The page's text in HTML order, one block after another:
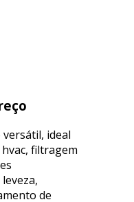
ideal
filtragem
de